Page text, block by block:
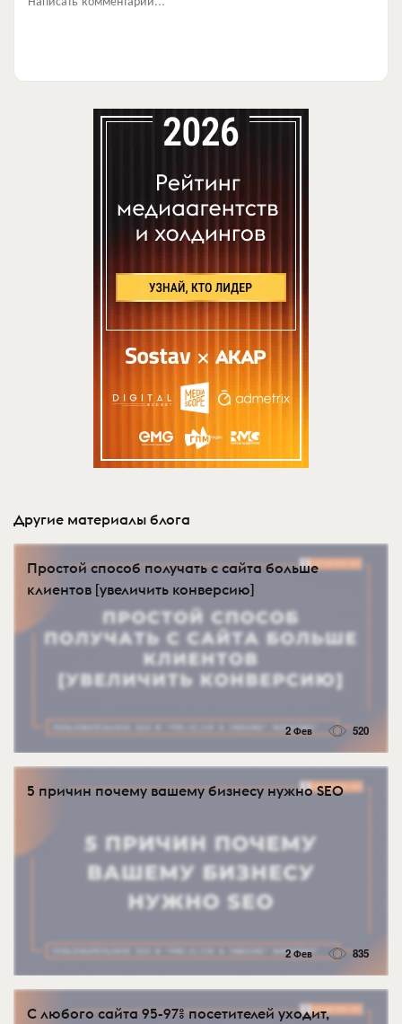
Другие материалы блога
Простой способ получать с сайта больше
клиентов [увеличить конверсию]
2 Фев 520
5 причин почему вашему бизнесу нужно SEO
2 Фев 835
С любого сайта 95-97% посетителей уходит,